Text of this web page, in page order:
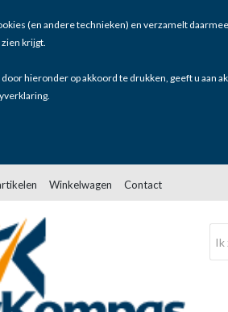
(en andere technieken) en verzamelt
krijgt.
hieronder op akkoord te drukken, geeft u aan
.
Winkelwagen Contact